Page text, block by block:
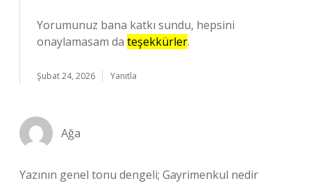
Yorumunuz bana katkı sundu, hepsini
onaylamasam da teşekkürler.
Şubat 24, 2026 Yanıtla
Ağa
Yazının genel tonu dengeli; Gayrimenkul nedir